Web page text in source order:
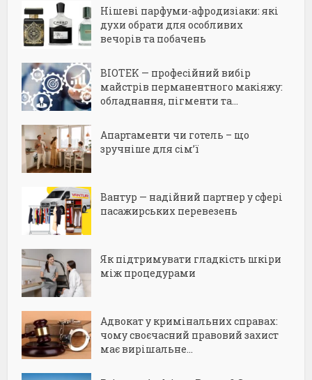
Нішеві парфуми-афродизіаки: які
духи обрати для особливих
вечорів та побачень
BIOTEK — професійний вибір
майстрів перманентного макіяжу:
обладнання, пігменти та...
Апартаменти чи готель – що
зручніше для сім’ї
Вантур — надійний партнер у сфері
пасажирських перевезень
Як підтримувати гладкість шкіри
між процедурами
Адвокат у кримінальних справах:
чому своєчасний правовий захист
має вирішальне...